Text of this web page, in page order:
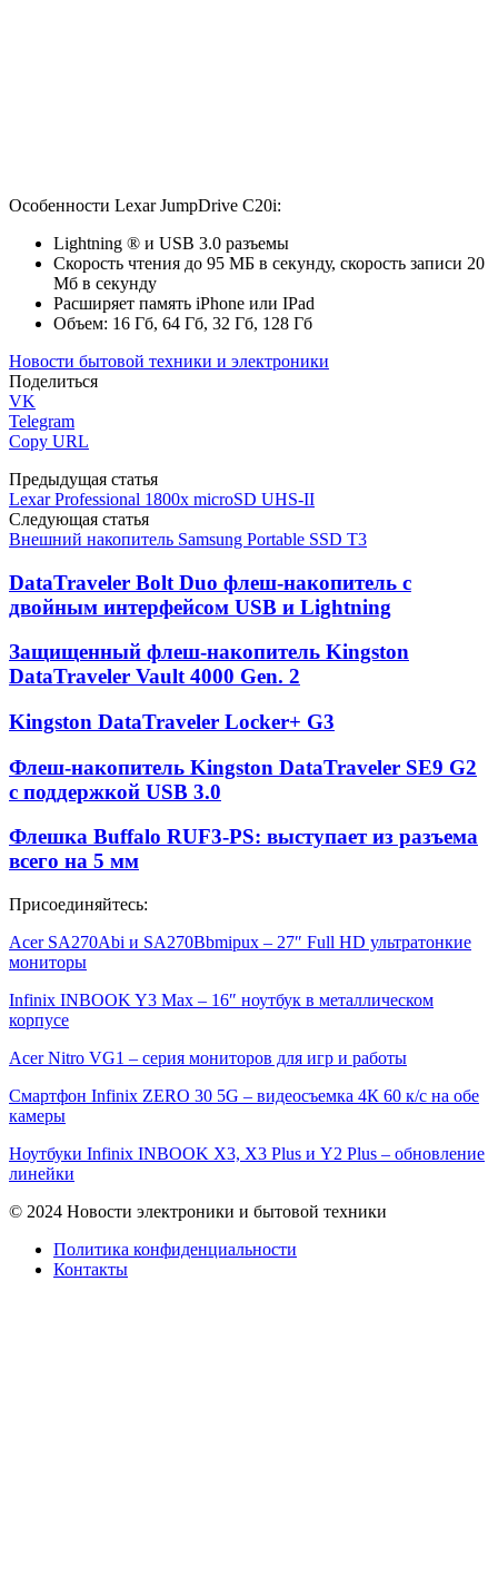
Особенности Lexar JumpDrive C20i:
Lightning ® и USB 3.0 разъемы
Скорость чтения до 95 МБ в секунду, скорость записи 20
Мб в секунду
Расширяет память iPhone или IPad
Объем: 16 Гб, 64 Гб, 32 Гб, 128 Гб
Новости бытовой техники и электроники
Поделиться
VK
Telegram
Copy URL
Предыдущая статья
Lexar Professional 1800x microSD UHS-II
Следующая статья
Внешний накопитель Samsung Portable SSD T3
DataTraveler Bolt Duo флеш-накопитель с
двойным интерфейсом USB и Lightning
Защищенный флеш-накопитель Kingston
DataTraveler Vault 4000 Gen. 2
Kingston DataTraveler Locker+ G3
Флеш-накопитель Kingston DataTraveler SE9 G2
с поддержкой USB 3.0
Флешка Buffalo RUF3-PS: выступает из разъема
всего на 5 мм
Присоединяйтесь:
Acer SA270Abi и SA270Bbmipux – 27″ Full HD ультратонкие
мониторы
Infinix INBOOK Y3 Max – 16″ ноутбук в металлическом
корпусе
Acer Nitro VG1 – серия мониторов для игр и работы
Смартфон Infinix ZERO 30 5G – видеосъемка 4К 60 к/с на обе
камеры
Ноутбуки Infinix INBOOK X3, X3 Plus и Y2 Plus – обновление
линейки
© 2024 Новости электроники и бытовой техники
Политика конфиденциальности
Контакты